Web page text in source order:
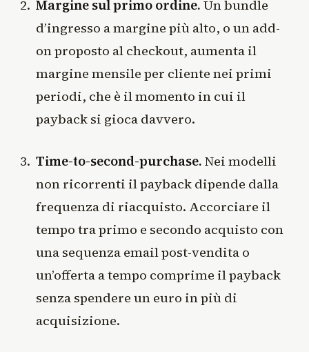
Margine sul primo ordine. Un bundle
d’ingresso a margine più alto, o un add-
on proposto al checkout, aumenta il
margine mensile per cliente nei primi
periodi, che è il momento in cui il
payback si gioca davvero.
Time-to-second-purchase. Nei modelli
non ricorrenti il payback dipende dalla
frequenza di riacquisto. Accorciare il
tempo tra primo e secondo acquisto con
una sequenza email post-vendita o
un’offerta a tempo comprime il payback
senza spendere un euro in più di
acquisizione.